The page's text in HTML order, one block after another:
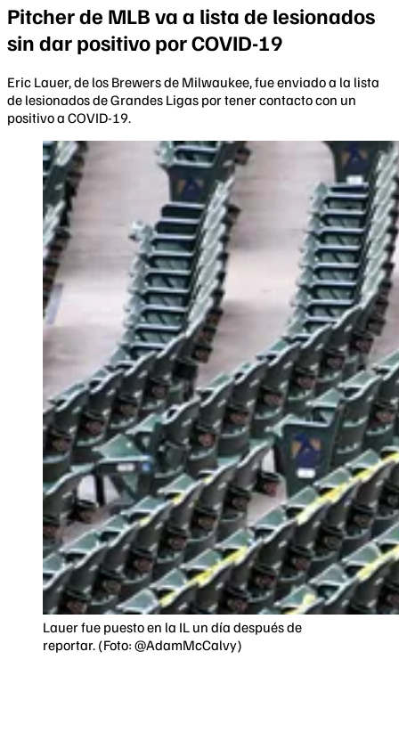
Pitcher de MLB va a lista de lesionados
sin dar positivo por COVID-19
Eric Lauer, de los Brewers de Milwaukee, fue enviado a la lista
de lesionados de Grandes Ligas por tener contacto con un
positivo a COVID-19.
Lauer fue puesto en la IL un día después de
reportar. (Foto: @AdamMcCalvy)